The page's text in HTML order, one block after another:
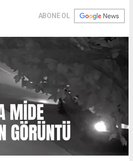
ABONE OL